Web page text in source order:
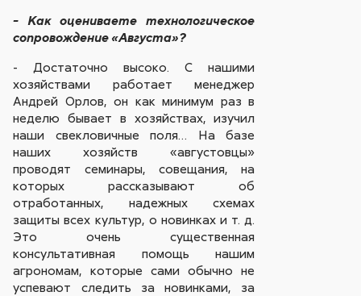
- Как оцениваете технологическое
сопровождение «Августа»?
- Достаточно высоко. С нашими
хозяйствами работает менеджер
Андрей Орлов, он как минимум раз в
неделю бывает в хозяйствах, изучил
наши свекловичные поля… На базе
наших хозяйств «августовцы»
проводят семинары, совещания, на
которых рассказывают об
отработанных, надежных схемах
защиты всех культур, о новинках и т. д.
Это очень существенная
консультативная помощь нашим
агрономам, которые сами обычно не
успевают следить за новинками, за